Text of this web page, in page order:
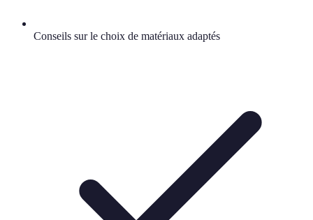
Conseils sur le choix de matériaux adaptés